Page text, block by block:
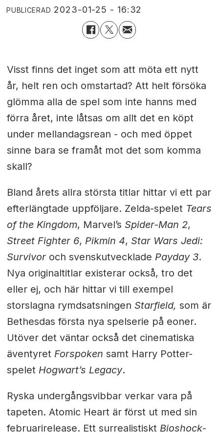
PUBLICERAD 2023-01-25 - 16:32
Visst finns det inget som att möta ett nytt
år, helt ren och omstartad? Att helt försöka
glömma alla de spel som inte hanns med
förra året, inte låtsas om allt det en köpt
under mellandagsrean - och med öppet
sinne bara se framåt mot det som komma
skall?
Bland årets allra största titlar hittar vi ett par
efterlängtade uppföljare. Zelda-spelet Tears
of the Kingdom, Marvel’s Spider-Man 2,
Street Fighter 6, Pikmin 4, Star Wars Jedi:
Survivoroch svenskutvecklade Payday 3.
Nya originaltitlar existerar också, tro det
eller ej, och här hittar vi till exempel
storslagna rymdsatsningen Starfield, som är
Bethesdas första nya spelserie på eoner.
Utöver det väntar också det cinematiska
äventyret Forspoken samt Harry Potter-
spelet Hogwart’s Legacy.
Ryska undergångsvibbar verkar vara på
tapeten. Atomic Heart är först ut med sin
februarirelease. Ett surrealistiskt Bioshock-